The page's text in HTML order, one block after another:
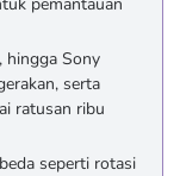
hingga Sony
serta
ratusan ribu
seperti rotasi